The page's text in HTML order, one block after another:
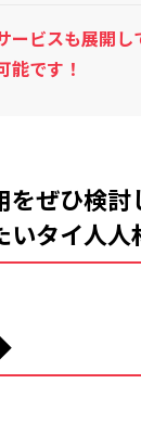
ービスも展開し
能です！
ぜひ検討
いタイ人